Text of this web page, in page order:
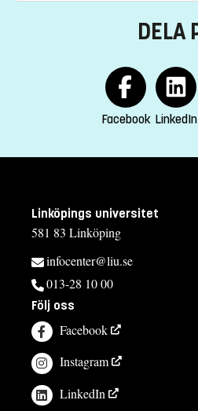
Har du frågor om kursen,
aliaksei.kazlou@liu.se
+4613281595
Gunilla S Andersson, Study
asa.carmesten@liu.se
+4613282573
Kursplan
DELA
Facebook LinkedIn
Linköpings universitet
581 83 Linköping
infocenter@liu.se
013-28 10 00
Följ oss
Facebook
Instagram
LinkedIn